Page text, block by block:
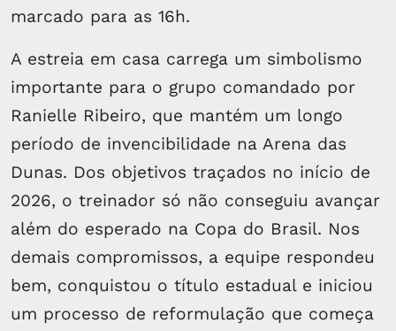
marcado para as 16h.
A estreia em casa carrega um simbolismo
importante para o grupo comandado por
Ranielle Ribeiro, que mantém um longo
período de invencibilidade na Arena das
Dunas. Dos objetivos traçados no início de
2026, o treinador só não conseguiu avançar
além do esperado na Copa do Brasil. Nos
demais compromissos, a equipe respondeu
bem, conquistou o título estadual e iniciou
um processo de reformulação que começa